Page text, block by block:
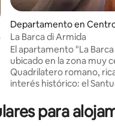
4.94 de 5; 363
Departamento en
La Barca di Armida
El apartamento "La
ubicado en la zona muy
Quadrilatero romano,
interés histórico: el
Palacio Real, Via
Palazzo...Caminar por
para